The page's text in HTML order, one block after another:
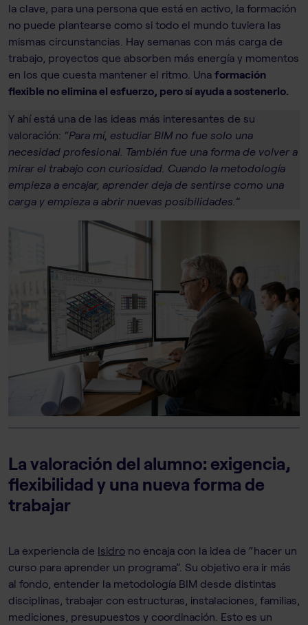
la clave, para una persona que está en activo, la formación
no puede plantearse como si todo el mundo tuviera las
mismas circunstancias. Hay semanas con más carga de
trabajo, proyectos que absorben más energía y momentos
en los que cuesta mantener el ritmo. Una formación
flexible no elimina el esfuerzo, pero sí ayuda a sostenerlo.
Y ahí está una de las ideas más interesantes de su
valoración: “Para mí, estudiar BIM no fue solo una
necesidad profesional. También fue una forma de volver a
mirar el trabajo con curiosidad. Cuando la metodología
empieza a encajar, aprender deja de sentirse como una
carga y empieza a abrir nuevas posibilidades.”
La valoración del alumno: exigencia,
flexibilidad y una nueva forma de
trabajar
La experiencia de Isidro no encaja con la idea de “hacer un
curso para aprender un programa”. Su objetivo era ir más
al fondo, entender la metodología BIM desde distintas
disciplinas, trabajar con estructuras, instalaciones, familias,
mediciones, presupuestos y coordinación. Esto es un